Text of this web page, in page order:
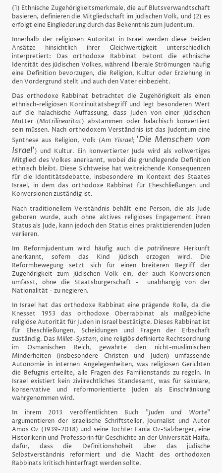
(1) Ethnische Zugehörigkeitsmerkmale, die auf Blutsverwandtschaft
basieren, definieren die Mitgliedschaft im jüdischen Volk, und (2) es
erfolgt eine Eingliederung durch das Bekenntnis zum Judentum.
Innerhalb der religiösen Autorität in Israel werden diese beiden
Ansätze hinsichtlich ihrer Gleichwertigkeit unterschiedlich
interpretiert: Das orthodoxe Rabbinat betont die ethnische
Identität des jüdischen Volkes, während liberale Strömungen häufig
eine Definition bevorzugen, die Religion, Kultur oder Erziehung in
den Vordergrund stellt und auch den Vater einbezieht.
Das orthodoxe Rabbinat betrachtet die Zugehörigkeit als einen
ethnisch-religiösen Kontinuitätsbegriff und legt besonderen Wert
auf die halachische Auffassung, dass Juden von einer jüdischen
Mutter (Matrilinearität) abstammen oder halachisch konvertiert
sein müssen. Nach orthodoxem Verständnis ist das Judentum eine
Synthese aus Religion, Volk (Am Yisrael; 'Die Menschen von
Israel') und Kultur. Ein konvertierter Jude wird als vollwertiges
Mitglied des Volkes anerkannt, wobei die grundlegende Definition
ethnisch bleibt. Diese Sichtweise hat weitreichende Konsequenzen
für die Identitätsdebatte, insbesondere im Kontext des Staates
Israel, in dem das orthodoxe Rabbinat für Eheschließungen und
Konversionen zuständig ist.
Nach traditionellem Verständnis behält eine Person, die als Jude
geboren wurde, auch ohne aktives religiöses Engagement ihren
Status als Jude, kann jedoch den Status eines praktizierenden Juden
verlieren.
Im Reformjudentum wird häufig auch diepatrilineare Herkunft
anerkannt, sofern das Kind jüdisch erzogen wird. Die
Reformbewegung setzt sich für einen breiteren Begriff der
Zugehörigkeit zum jüdischen Volk ein, der auch Konversionen
umfasst, ohne die Staatsbürgerschaft - unabhängig von der
Nationalität - zu negieren.
In Israel hat das orthodoxe Rabbinat eine prägende Rolle, da die
Knesset 1953 das orthodoxe Oberrabbinat als maßgebliche
religiöse Autorität für Juden in Israel bestätigte. Dieses Rabbinat ist
für Eheschließungen, Scheidungen und Fragen der Erbschaft
zuständig. Das Millet-System, eine religiös definierte Rechtsordnung
im Osmanischen Reich, gewährte den nicht-muslimischen
Minderheiten (insbesondere Christen und Juden) umfassende
Autonomie in internen Angelegenheiten, was religiösen Gerichten
die Befugnis erteilte, alle Fragen des Familienstands zu regeln. In
Israel existiert kein zivilrechtliches Standesamt, was für säkulare,
konservative und reformorientierte Juden als Einschränkung
wahrgenommen wird.
In ihrem 2013 veröffentlichten Buch "Juden und Worte"
argumentieren der israelische Schriftsteller, Journalist und Autor
Amos Oz (1939-2018) und seine Tochter Fania Oz-Salzberger, eine
Historikerin und Professorin für Geschichte an der Universität Haifa,
dafür, dass die Definitionshoheit über das jüdische
Selbstverständnis reformiert und die Macht des orthodoxen
Rabbinats kritisch hinterfragt werden sollte.